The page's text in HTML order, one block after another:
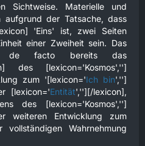
Sichtweise. Materielle und
aufgrund der Tatsache, dass
'Eins' ist, zwei Seiten
einer Zweiheit sein. Das
de facto bereits das
des [lexicon='Kosmos','']
zum '[lexicon='Ich bin','']
[lexicon='Entität',''][/lexicon],
des [lexicon='Kosmos','']
weiteren Entwicklung zum
vollständigen Wahrnehmung